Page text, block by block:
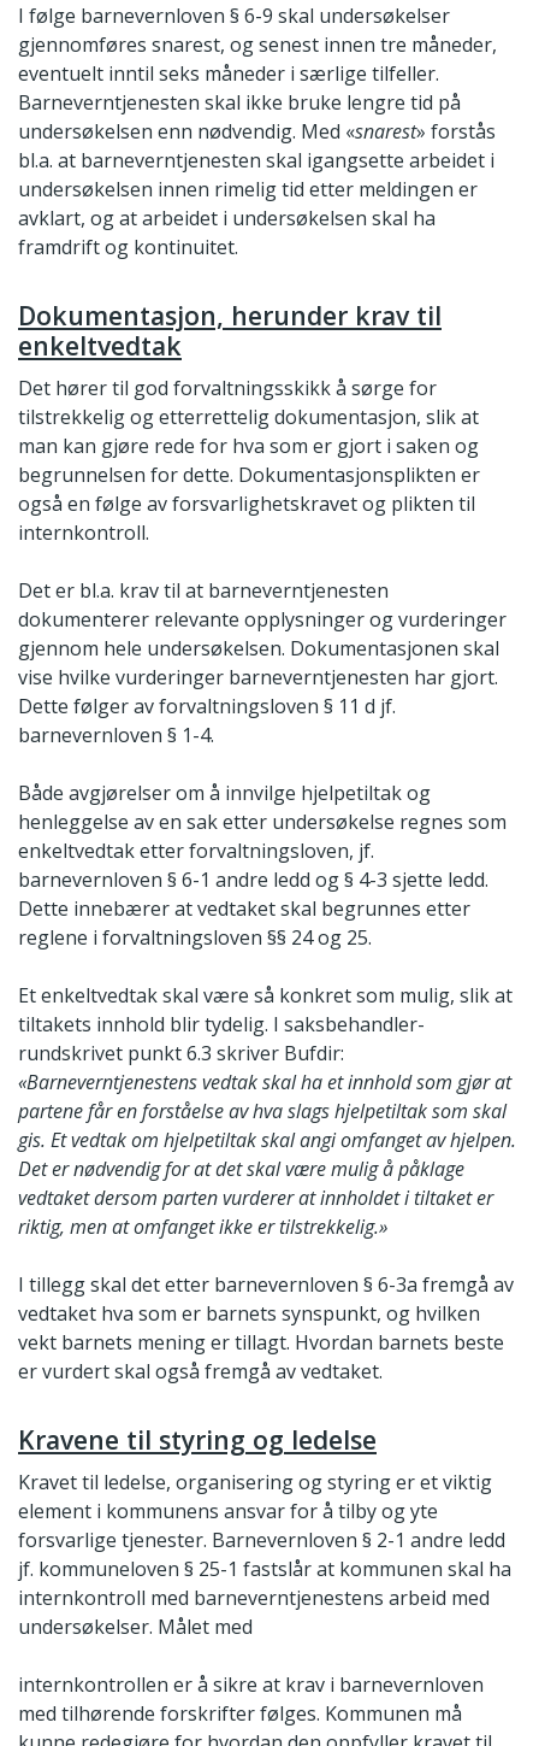
I følge barnevernloven § 6-9 skal undersøkelser
gjennomføres snarest, og senest innen tre måneder,
eventuelt inntil seks måneder i særlige tilfeller.
Barneverntjenesten skal ikke bruke lengre tid på
undersøkelsen enn nødvendig. Med «snarest» forstås
bl.a. at barneverntjenesten skal igangsette arbeidet i
undersøkelsen innen rimelig tid etter meldingen er
avklart, og at arbeidet i undersøkelsen skal ha
framdrift og kontinuitet.
Dokumentasjon, herunder krav til
enkeltvedtak
Det hører til god forvaltningsskikk å sørge for
tilstrekkelig og etterrettelig dokumentasjon, slik at
man kan gjøre rede for hva som er gjort i saken og
begrunnelsen for dette. Dokumentasjonsplikten er
også en følge av forsvarlighetskravet og plikten til
internkontroll.
Det er bl.a. krav til at barneverntjenesten
dokumenterer relevante opplysninger og vurderinger
gjennom hele undersøkelsen. Dokumentasjonen skal
vise hvilke vurderinger barneverntjenesten har gjort.
Dette følger av forvaltningsloven § 11 d jf.
barnevernloven § 1-4.
Både avgjørelser om å innvilge hjelpetiltak og
henleggelse av en sak etter undersøkelse regnes som
enkeltvedtak etter forvaltningsloven, jf.
barnevernloven § 6-1 andre ledd og § 4-3 sjette ledd.
Dette innebærer at vedtaket skal begrunnes etter
reglene i forvaltningsloven §§ 24 og 25.
Et enkeltvedtak skal være så konkret som mulig, slik at
tiltakets innhold blir tydelig. I saksbehandler-
rundskrivet punkt 6.3 skriver Bufdir:
«Barneverntjenestens vedtak skal ha et innhold som gjør at
partene får en forståelse av hva slags hjelpetiltak som skal
gis. Et vedtak om hjelpetiltak skal angi omfanget av hjelpen.
Det er nødvendig for at det skal være mulig å påklage
vedtaket dersom parten vurderer at innholdet i tiltaket er
riktig, men at omfanget ikke er tilstrekkelig.»
I tillegg skal det etter barnevernloven § 6-3a fremgå av
vedtaket hva som er barnets synspunkt, og hvilken
vekt barnets mening er tillagt. Hvordan barnets beste
er vurdert skal også fremgå av vedtaket.
Kravene til styring og ledelse
Kravet til ledelse, organisering og styring er et viktig
element i kommunens ansvar for å tilby og yte
forsvarlige tjenester. Barnevernloven § 2-1 andre ledd
jf. kommuneloven § 25-1 fastslår at kommunen skal ha
internkontroll med barneverntjenestens arbeid med
undersøkelser. Målet med
internkontrollen er å sikre at krav i barnevernloven
med tilhørende forskrifter følges. Kommunen må